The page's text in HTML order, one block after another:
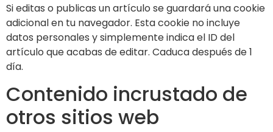
Si editas o publicas un artículo se guardará una cookie
adicional en tu navegador. Esta cookie no incluye
datos personales y simplemente indica el ID del
artículo que acabas de editar. Caduca después de 1
día.
Contenido incrustado de
otros sitios web